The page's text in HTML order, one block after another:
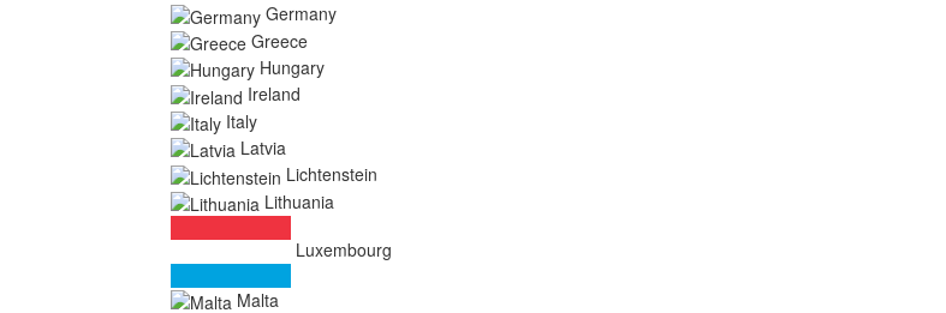
Germany
Greece
Hungary
Ireland
Italy
Latvia
Lichtenstein
Lithuania
Luxembourg
Malta